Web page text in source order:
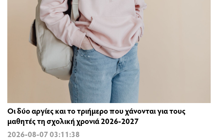
Οι δύο αργίες και το τριήμερο που χάνονται για τους
μαθητές τη σχολική χρονιά 2026-2027
2026-08-07 03:11:38